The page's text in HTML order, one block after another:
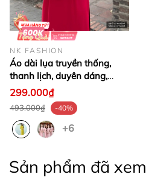
NK FASHION
Áo dài lụa truyền thống,
thanh lịch, duyên dáng,
nhiều màu sắc
NKDV2410005 - quần rời
NKQU2312001
299.000₫
493.000₫ -40%
+6
Sản phẩm đã xem